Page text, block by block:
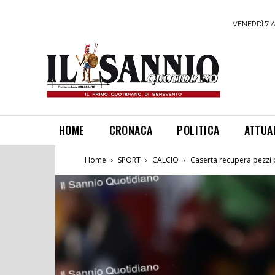
VENERDÌ 7
HOME CRONACA POLITICA
Home SPORT CALCIO Caserta recupera pezzi